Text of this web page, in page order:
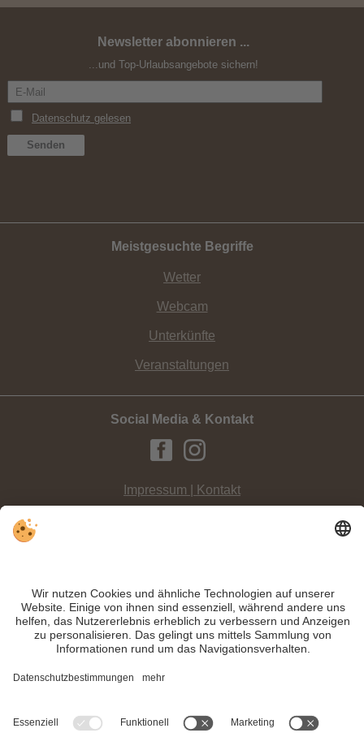
Happy Single
Newsletter abonnieren ...
...und Top-Urlaubsangebote sichern!
Meistgesuchte Begriffe
Wetter
Webcam
Unterkünfte
Veranstaltungen
Social Media & Kontakt
Impressum | Kontakt
Natur und Ruhein traumhafter Winterlandschaft erleben Wanderer bei
Trotz genauer Arbeit und ständigem Aktualisieren der Inhalte, können Fehler
auftreten. Wir übernehmen keine Gewähr für die Richtigkeit und Vollständigkeit